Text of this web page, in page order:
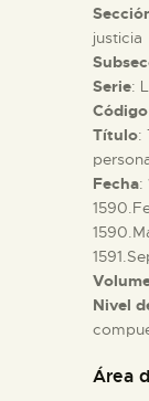
█
EL
justicia
Serie:
Título:
Fecha:
Nivel
Área